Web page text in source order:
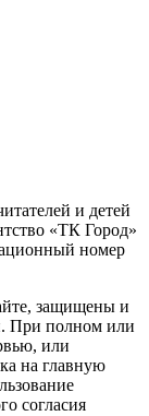
и детей
«ТК Город»
номер
защищены и
При полном или
или
на главную
согласия